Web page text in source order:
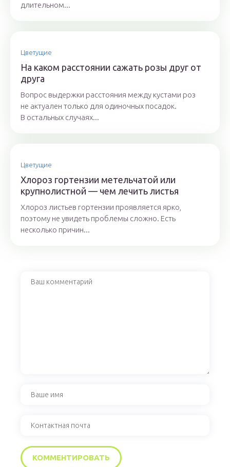
длительном...
Цветущие
На каком расстоянии сажать розы друг от
друга
Вопрос выдержки расстояния между кустами роз
не актуален только для одиночных посадок.
В остальных случаях...
Цветущие
Хлороз гортензии метельчатой или
крупнолистной — чем лечить листья
Хлороз листьев гортензии проявляется ярко,
поэтому не увидеть проблемы сложно. Есть
несколько причин...